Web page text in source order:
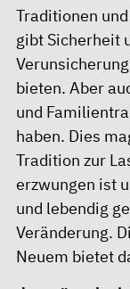
Traditionen
gibt Sicherheit
bieten. Aber
und
haben. Dies
Tradition zur
erzwungen ist
und lebendig
Veränderung.
Neuem bietet